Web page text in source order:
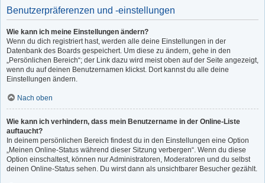
Benutzerpräferenzen und -einstellungen
Wie kann ich meine Einstellungen ändern?
Wenn du dich registriert hast, werden alle deine Einstellungen in der
Datenbank des Boards gespeichert. Um diese zu ändern, gehe in den
„Persönlichen Bereich“; der Link dazu wird meist oben auf der Seite angezeigt,
wenn du auf deinen Benutzernamen klickst. Dort kannst du alle deine
Einstellungen ändern.
Nach oben
Wie kann ich verhindern, dass mein Benutzername in der Online-Liste
auftaucht?
In deinem persönlichen Bereich findest du in den Einstellungen eine Option
„Meinen Online-Status während dieser Sitzung verbergen“. Wenn du diese
Option einschaltest, können nur Administratoren, Moderatoren und du selbst
deinen Online-Status sehen. Du wirst dann als unsichtbarer Besucher gezählt.